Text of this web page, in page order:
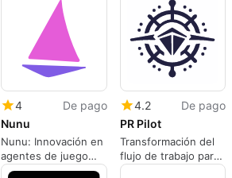
4
De pago
Nunu
Nunu: Innovación en
agentes de juego
multimodal
4.2
De pago
PR Pilot
Transformación del
flujo de trabajo para
desarrolladores